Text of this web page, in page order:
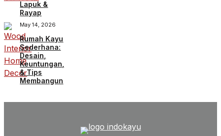
Lapuk &
Rayap
May 14, 2026
Rumah Kayu
Sederhana:
Desain,
Keuntungan,
& Tips
Membangun